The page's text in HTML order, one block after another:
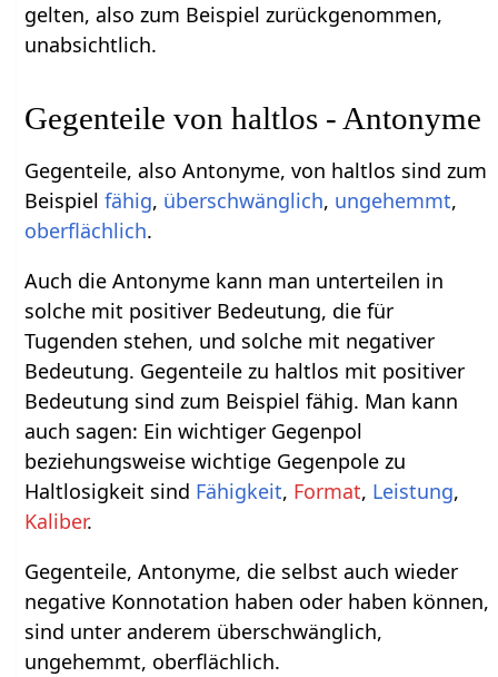
gelten, also zum Beispiel zurückgenommen,
unabsichtlich.
Gegenteile von haltlos - Antonyme
Gegenteile, also Antonyme, von haltlos sind zum
Beispielfähig, überschwänglich, ungehemmt,
oberflächlich.
Auch die Antonyme kann man unterteilen in
solche mit positiver Bedeutung, die für
Tugenden stehen, und solche mit negativer
Bedeutung. Gegenteile zu haltlos mit positiver
Bedeutung sind zum Beispiel fähig. Man kann
auch sagen: Ein wichtiger Gegenpol
beziehungsweise wichtige Gegenpole zu
Haltlosigkeit sind Fähigkeit, Format, Leistung,
Kaliber.
Gegenteile, Antonyme, die selbst auch wieder
negative Konnotation haben oder haben können,
sind unter anderem überschwänglich,
ungehemmt, oberflächlich.